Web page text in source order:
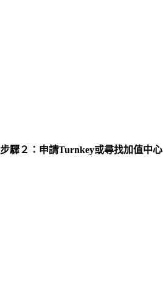
步驟２：申請Turnkey或尋找加值中心